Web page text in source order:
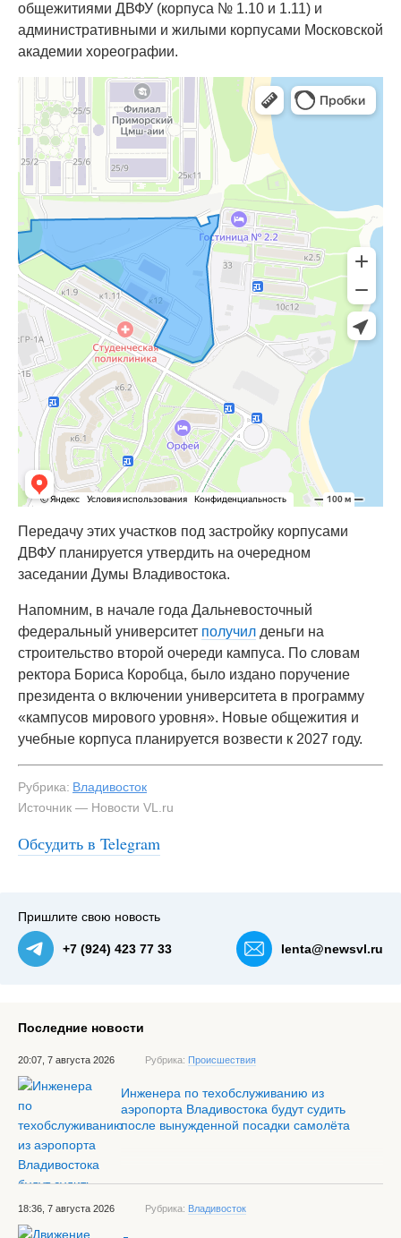
общежитиями ДВФУ (корпуса № 1.10 и 1.11) и
административными и жилыми корпусами Московской
академии хореографии.
Передачу этих участков под застройку корпусами
ДВФУ планируется утвердить на очередном
заседании Думы Владивостока.
Напомним, в начале года Дальневосточный
федеральный университет получил деньги на
строительство второй очереди кампуса. По словам
ректора Бориса Коробца, было издано поручение
президента о включении университета в программу
«кампусов мирового уровня». Новые общежития и
учебные корпуса планируется возвести к 2027 году.
Рубрика: Владивосток
Источник — Новости VL.ru
Обсудить в Telegram
Пришлите свою новость
+7 (924) 423 77 33 lenta@newsvl.ru
Последние новости
20:07, 7 августа 2026 Рубрика: Происшествия
Инженера по техобслуживанию из
аэропорта Владивостока будут судить
после вынужденной посадки самолёта
18:36, 7 августа 2026 Рубрика: Владивосток